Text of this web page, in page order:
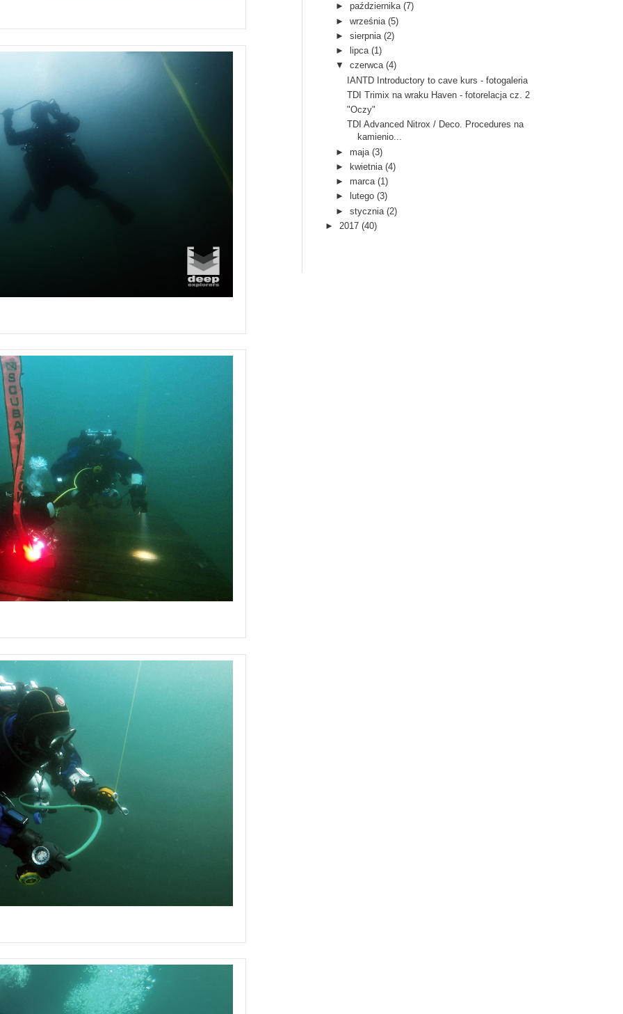
►października (7)
►września (5)
►sierpnia (2)
►
lipca (1)
▼
czerwca (4)
IANTD Introductory to cave kurs - fotogaleria
TDI Trimix na wraku Haven - fotorelacja cz. 2
"Oczy"
TDI Advanced Nitrox / Deco. Procedures na
kamienio...
► maja (3)
►
kwietnia (4)
► marca (1)
►
lutego (3)
►stycznia (2)
► 2017 (40)